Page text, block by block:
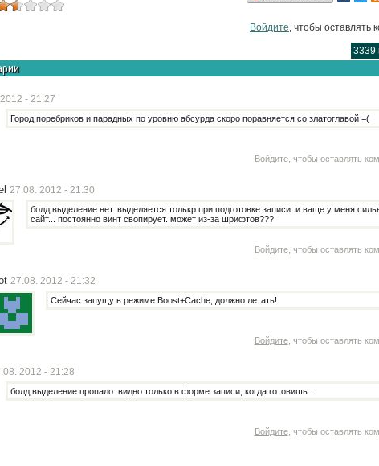
Войдите, чтобы оставлять
3339
- 21:27
Город поребриков и парадных по уровню абсурда скоро поравняется со златоглавой =(
Войдите, чтобы оставлять
27.08. 2012 - 21:30
болд выделение нет. выделяется толькр при подготовке записи. и ваще у меня
сайт... постоянно винт свопирует. может из-за шрифтов???
Войдите, чтобы оставлять
27.08. 2012 - 21:32
Сейчас запущу в режиме Boost+Cache, должно летать!
Войдите, чтобы оставлять
2012 - 21:28
болд выделение пропало. видно только в форме записи, когда готовишь...
Войдите, чтобы оставлять